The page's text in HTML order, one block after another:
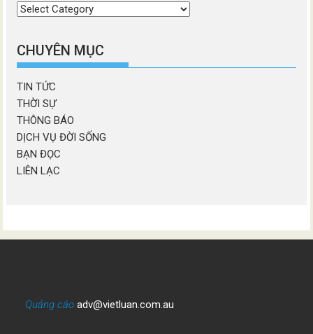
Chọn
mục
CHUYÊN MỤC
TIN TỨC
THỜI SỰ
THÔNG BÁO
DỊCH VỤ ĐỜI SỐNG
BẠN ĐỌC
LIÊN LẠC
Quảng cáo adv@vietluan.com.au